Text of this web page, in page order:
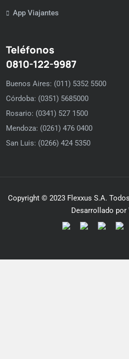
App Viajantes
Teléfonos
0810-122-9987
Buenos Aires: (011) 5352 5500
Córdoba: (0351) 5685000
Rosario: (0341) 527 1500
Mendoza: (0261) 476 0400
San Luis: (0266) 424 5350
Copyright © 2023 Flexxus S.A.
Desarrollado por